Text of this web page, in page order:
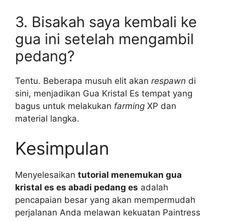
3. Bisakah saya kembali ke
gua ini setelah mengambil
pedang?
Tentu. Beberapa musuh elit akan respawn di
sini, menjadikan Gua Kristal Es tempat yang
bagus untuk melakukan farming XP dan
material langka.
Kesimpulan
Menyelesaikan tutorial menemukan gua
kristal es es abadi pedang es adalah
pencapaian besar yang akan mempermudah
perjalanan Anda melawan kekuatan Paintress